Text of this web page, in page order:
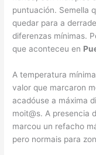
puntuación. Semella
quedar para a
diferenzas mínimas.
que aconteceu en
A temperatura
valor que marcaron
acadóuse a máxima
moit@s. A presencia
marcou un refacho
pero normais para